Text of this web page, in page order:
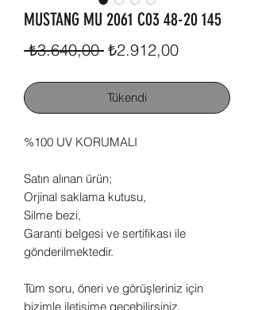
MUSTANG MU 2061 C03 48-20 145
₺3.640,00 Normal
₺2.912,00İndirimli
Tükendi
%100 UV KORUMALI
Satın alınan ürün;
Orjinal saklama kutusu,
Silme bezi,
Garanti belgesi ve sertifikası ile
gönderilmektedir.
Tüm soru, öneri ve görüşleriniz için
bizimle iletişime geçebilirsiniz.